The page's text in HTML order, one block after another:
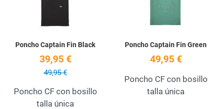
Poncho Captain Fin Black
39,95 €
49,95 €
Poncho CF con bosillo
talla única
Poncho Captain Fin Green
49,95 €
Poncho CF con bosillo
talla única